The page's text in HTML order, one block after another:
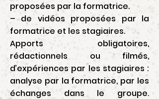
proposées par la formatrice.
– de vidéos proposées par la
formatrice et les stagiaires.
Apports obligatoires,
rédactionnels ou filmés,
d’expériences par les stagiaires :
analyse par la formatrice, par les
échanges dans le groupe.